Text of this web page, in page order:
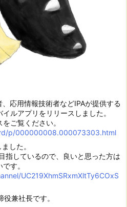
応用情報技術者などIPAが提供する
ルアプリをリリースしました。
ご覧ください。
p/000000008.000073303.html
した。
指しているので、良いと思った方は
す。
UC219XhmSRxmXltTy6COxS
兼社長です。